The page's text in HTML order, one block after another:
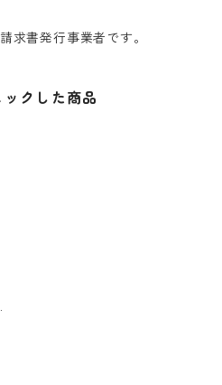
求書発行事業者です。
クした商品